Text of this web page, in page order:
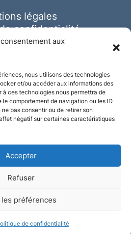
aux
nous utilisons des technologies
et/ou accéder aux informations des
ces technologies nous permettra de
comportement de navigation ou les ID
pas consentir ou de retirer son
négatif sur certaines caractéristiques
Accepter
Refuser
les préférences
de confidentialité
légales
confidentialité
Cookies
:Plate